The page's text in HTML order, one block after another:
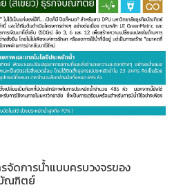
จัดการน้ำแบบครบวงจรของ
ณฑิตย์